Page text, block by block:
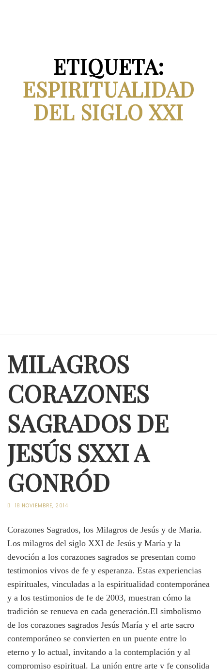
ETIQUETA:
ESPIRITUALIDAD
DEL SIGLO XXI
MILAGROS
CORAZONES
SAGRADOS DE
JESÚS SXXI A
GONRÓD
18 NOVIEMBRE, 2014
Corazones Sagrados, los Milagros de Jesús y de Maria.
Los milagros del siglo XXI de Jesús y María y la
devoción a los corazones sagrados se presentan como
testimonios vivos de fe y esperanza. Estas experiencias
espirituales, vinculadas a la espiritualidad contemporánea
y a los testimonios de fe de 2003, muestran cómo la
tradición se renueva en cada generación.El simbolismo
de los corazones sagrados Jesús María y el arte sacro
contemporáneo se convierten en un puente entre lo
eterno y lo actual, invitando a la contemplación y al
compromiso espiritual. La unión entre arte y fe consolida